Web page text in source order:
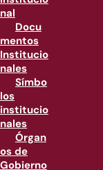
nal
Docu
mentos
Institucio
nales
Símbo
los
institucio
nales
Órgan
os de
Gobierno